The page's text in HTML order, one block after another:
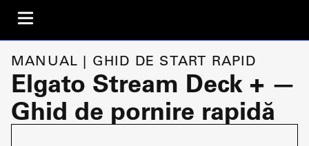
MANUAL | GHID DE START RAPID
Elgato Stream Deck + —
Ghid de pornire rapidă